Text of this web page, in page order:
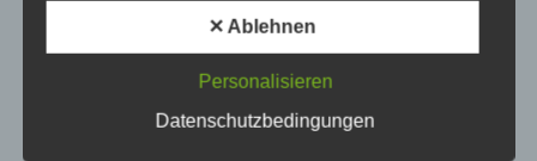
✕ Ablehnen
Personalisieren
Datenschutzbedingungen